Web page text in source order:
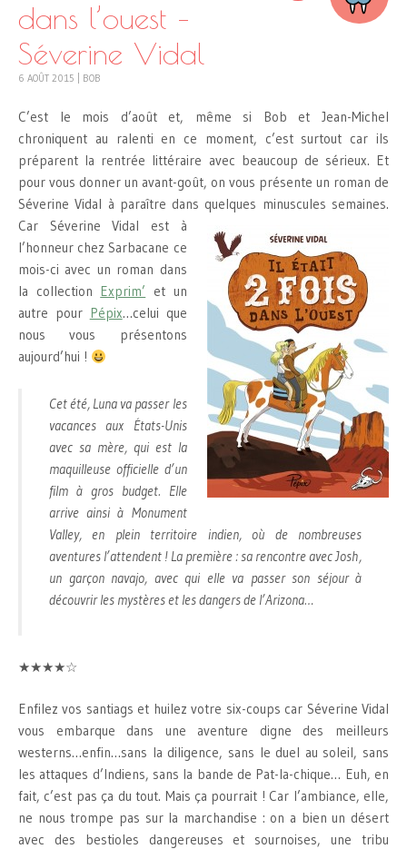
dans l’ouest –
Séverine Vidal
6 AOÛT 2015 BOB
C’est le mois d’août et, même si Bob et Jean-Michel
chroniquent au ralenti en ce moment, c’est surtout car ils
préparent la rentrée littéraire avec beaucoup de sérieux. Et
pour vous donner un avant-goût, on vous présente un roman de
Séverine Vidal à paraître dans quelques minuscules semaines.
Car Séverine Vidal est à
l’honneur chez Sarbacane ce
mois-ci avec un roman dans
la collection Exprim’ et un
autre pour Pépix…celui que
nous vous présentons
aujourd’hui !
Cet été, Luna va passer les
vacances aux États-Unis
avec sa mère, qui est la
maquilleuse officielle d’un
film à gros budget. Elle
arrive ainsi à Monument
Valley, en plein territoire indien, où de nombreuses
aventures l’attendent ! La première : sa rencontre avec Josh,
un garçon navajo, avec qui elle va passer son séjour à
découvrir les mystères et les dangers de l’Arizona…
★★★★☆
Enfilez vos santiags et huilez votre six-coups car Séverine Vidal
vous embarque dans une aventure digne des meilleurs
westerns…enfin…sans la diligence, sans le duel au soleil, sans
les attaques d’Indiens, sans la bande de Pat-la-chique… Euh, en
fait, c’est pas ça du tout. Mais ça pourrait ! Car l’ambiance, elle,
ne nous trompe pas sur la marchandise : on a bien un désert
avec des bestioles dangereuses et sournoises, une tribu